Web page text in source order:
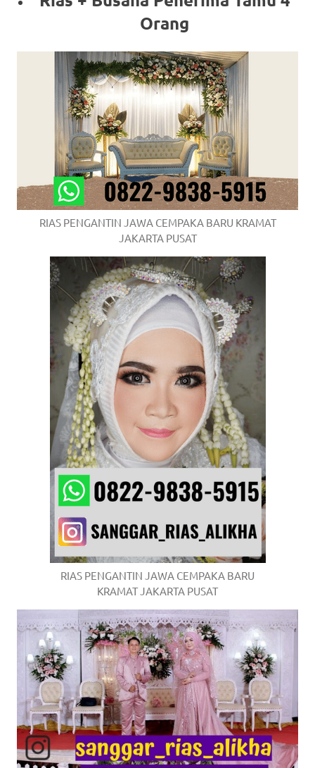
Orang
RIAS PENGANTIN JAWA CEMPAKA BARU KRAMAT
JAKARTA PUSAT
RIAS PENGANTIN JAWA CEMPAKA BARU
KRAMAT JAKARTA PUSAT